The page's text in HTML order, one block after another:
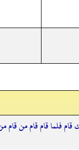
فلما قام قام من قام